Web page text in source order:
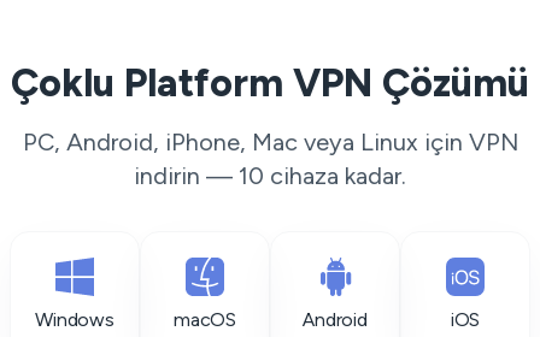
Çoklu Platform VPN Çözümü
PC, Android, iPhone, Mac veya Linux için VPN
indirin — 10 cihaza kadar.
Windows macOS Android iOS